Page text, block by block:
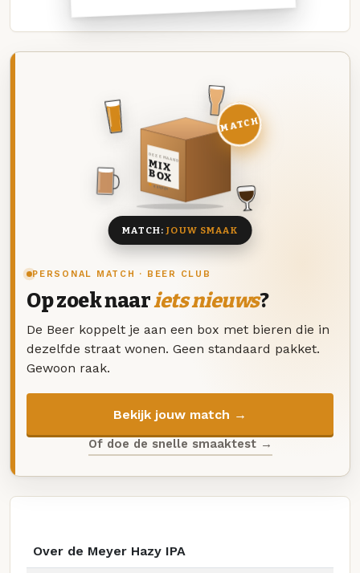
PERSONAL MATCH · BEER CLUB
Op zoek naariets nieuws?
De Beer koppelt je aan een box met bieren die in
dezelfde straat wonen. Geen standaard pakket.
Gewoon raak.
Bekijk jouw match →
Of doe de snelle smaaktest →
DEZE MAAND
MIX
BOX
8 BIEREN
MATCH
MATCH:JOUW SMAAK
Over de Meyer Hazy IPA